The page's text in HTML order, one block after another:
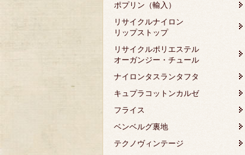
ポプリン（輸入）
リサイクルナイロン
リップストップ
リサイクルポリエステル
オーガンジー・チュール
ナイロンタスランタフタ
キュプラコットンカルゼ
フライス
ベンベルグ裏地
テクノヴィンテージ